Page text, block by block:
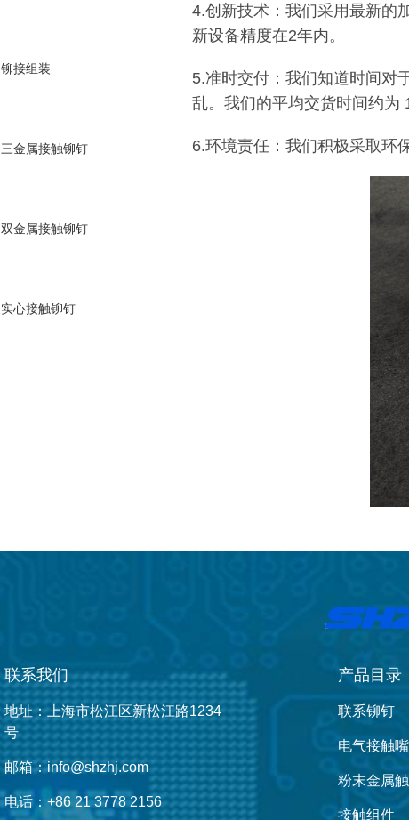
铆接组装
三金属接触铆钉
双金属接触铆钉
实心接触铆钉
4.创新技术：我们采用最新的
新设备精度在2年内。
5.准时交付：我们知道时间对
乱。我们的平均交货时间约为
6.环境责任：我们积极采取环
联系我们
地址：上海市松江区新松江路1234
号
邮箱：info@shzhj.com
电话：+86 21 3778 2156
产品目录
联系铆钉
电气接触嘴
粉末金属
接触组件